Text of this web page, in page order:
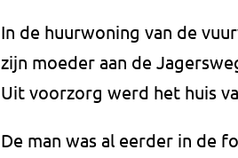
In de huurwoning van de
zijn moeder aan de
Uit voorzorg werd het huis
De man was al eerder in de